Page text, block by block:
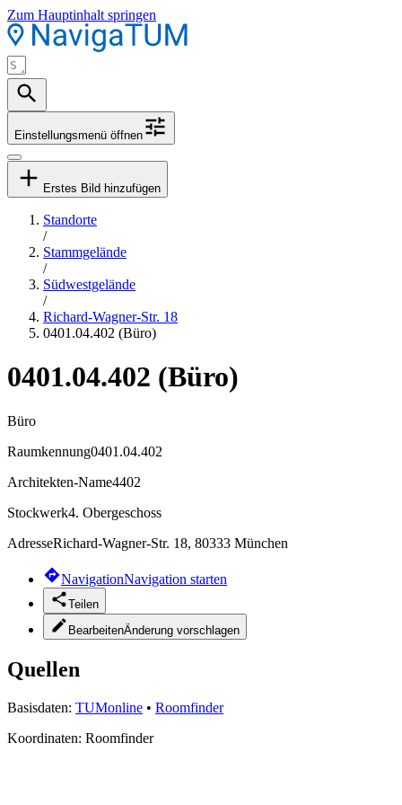
Zum Hauptinhalt springen
Einstellungsmenü öffnen
Erstes Bild hinzufügen
Standorte
/
Stammgelände
/
Südwestgelände
/
Richard-Wagner-Str. 18
0401.04.402 (Büro)
0401.04.402 (Büro)
Büro
Raumkennung0401.04.402
Architekten-Name4402
Stockwerk4. Obergeschoss
AdresseRichard-Wagner-Str. 18, 80333 München
NavigationNavigation starten
Teilen
BearbeitenÄnderung vorschlagen
Quellen
Basisdaten: TUMonline • Roomfinder
Koordinaten: Roomfinder